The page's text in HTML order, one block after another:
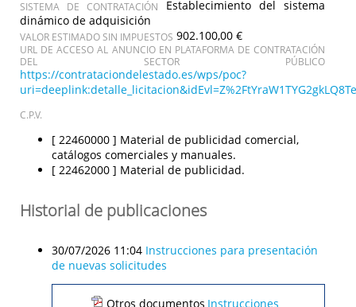
SISTEMA DE CONTRATACIÓN
Establecimiento del sistema
dinámico de adquisición
VALOR ESTIMADO SIN IMPUESTOS 902.100,00 €
URL DE ACCESO AL ANUNCIO EN PLATAFORMA DE CONTRATACIÓN
DEL SECTOR PÚBLICO
https://contrataciondelestado.es/wps/poc?
C.P.V.
[ 22460000 ] Material de publicidad comercial,
catálogos comerciales y manuales.
[ 22462000 ] Material de publicidad.
Historial de publicaciones
30/07/2026 11:04 Instrucciones para presentación
de nuevas solicitudes
Otros documentos Instrucciones